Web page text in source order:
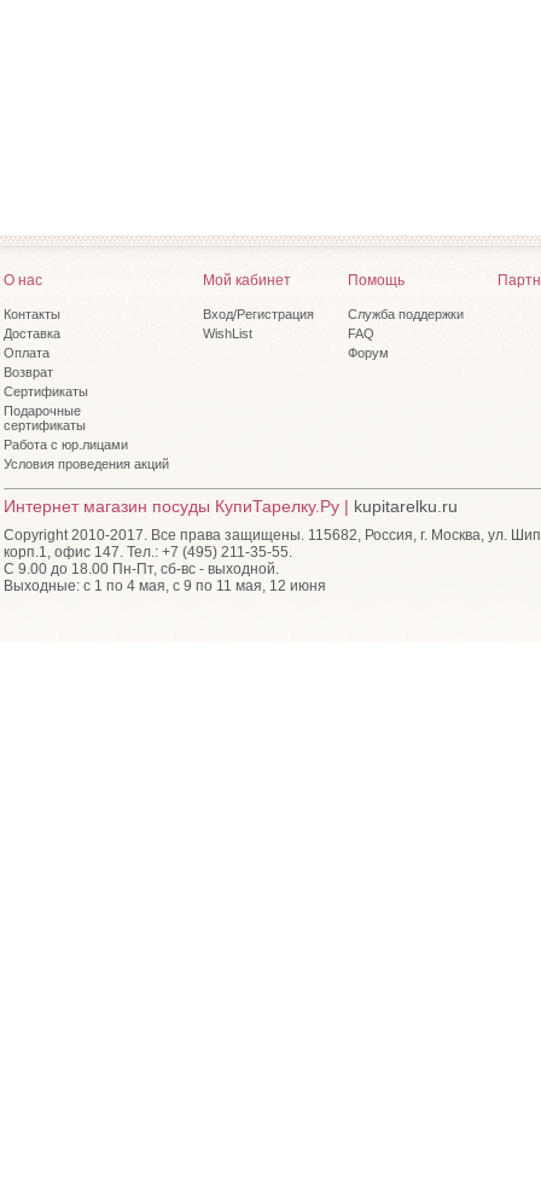
О нас
Контакты
Доставка
Оплата
Возврат
Сертификаты
Подарочные
сертификаты
Работа с юр.лицами
Условия проведения акций
Мой кабинет
Вход/Регистрация
WishList
Помощь
Служба поддержки
FAQ
Форум
Интернет магазин посуды КупиТарелку.Ру | kupitarelku.ru
Copyright 2010-2017. Все права защищены. 115682, Россия, г. Москва, ул.
корп.1, офис 147. Тел.: +7 (495) 211-35-55.
С 9.00 до 18.00 Пн-Пт, сб-вс - выходной.
Выходные: с 1 по 4 мая, с 9 по 11 мая, 12 июня